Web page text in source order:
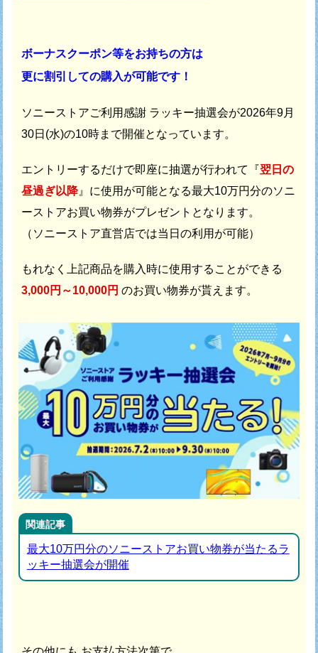
ボーナスクーポン等をお持ちの方は
更に割引しての購入が可能です！
ソニーストアご利用感謝 ラッキー抽選会が2026年9月
30日(水)の10時まで開催となっています。
エントリーするだけで即座に抽選が行われて 『翌日の
昼過ぎ以降』に使用が可能となる最大10万円分のソニ
ーストアお買い物券がプレゼントとなります。
（ソニーストア直営店では当日の利用が可能）
もれなく上記商品を購入時に使用することができる
3,000円～10,000円 のお買い物券が貰えます。
関連記事
最大10万円分のソニーストアお買い物券が当たるラ
ッキー抽選会が開催